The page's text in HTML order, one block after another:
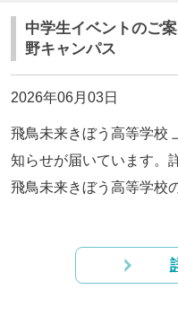
中学生イベントのご
野キャンパス
2026年06月03日
飛鳥未来きぼう高等学校
知らせが届いていま
飛鳥未来きぼう高等学校